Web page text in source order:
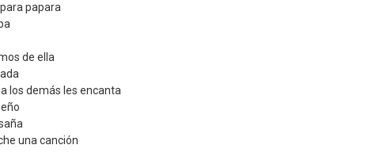
papara
de ella
los demás les encanta
una canción